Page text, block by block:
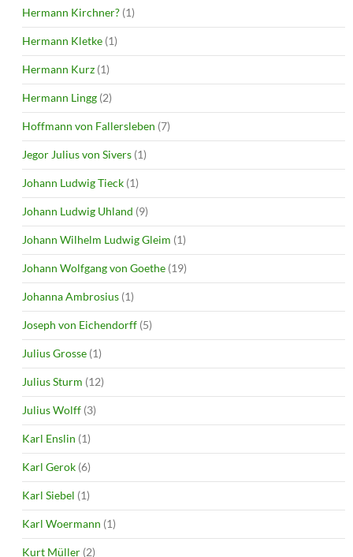
Hermann Kirchner? (1)
Hermann Kletke (1)
Hermann Kurz (1)
Hermann Lingg (2)
Hoffmann von Fallersleben (7)
Jegor Julius von Sivers (1)
Johann Ludwig Tieck (1)
Johann Ludwig Uhland (9)
Johann Wilhelm Ludwig Gleim (1)
Johann Wolfgang von Goethe (19)
Johanna Ambrosius (1)
Joseph von Eichendorff (5)
Julius Grosse (1)
Julius Sturm (12)
Julius Wolff (3)
Karl Enslin (1)
Karl Gerok (6)
Karl Siebel (1)
Karl Woermann (1)
Kurt Müller (2)